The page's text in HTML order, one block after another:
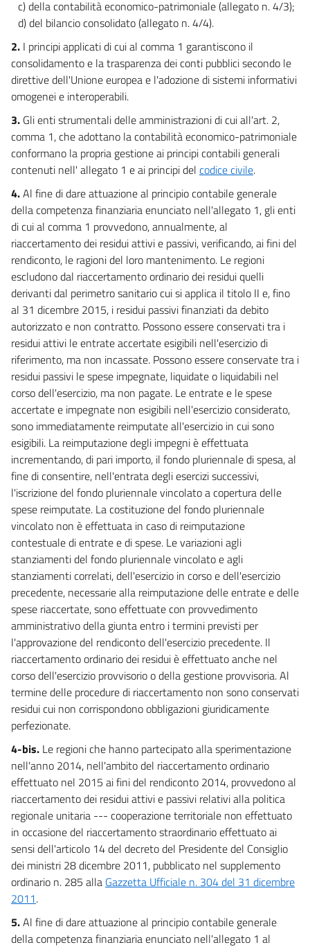
Titolo II
19
20
21
22
23
24
25
26
27
28
29
30
31
32
33
34
35
((Titolo III
Ordinamento finanziario e contabile delle regioni))
36
37
38
39
40
41
42
43
44
45
46
47
48
49
50
51
51 bis
52
53
54
56
57
c) della contabilità economico-patrimoniale (allegato n. 4/3);
d) del bilancio consolidato (allegato n. 4/4).
2. I principi applicati di cui al comma 1 garantiscono il
consolidamento e la trasparenza dei conti pubblici secondo le
direttive dell'Unione europea e l'adozione di sistemi informativi
omogenei e interoperabili.
3. Gli enti strumentali delle amministrazioni di cui all'art. 2,
comma 1, che adottano la contabilità economico-patrimoniale
conformano la propria gestione ai principi contabili generali
contenuti nell' allegato 1 e ai principi del codice civile.
4.Al fine di dare attuazione al principio contabile generale
della competenza finanziaria enunciato nell'allegato 1, gli enti
di cui al comma 1 provvedono, annualmente, al
riaccertamento dei residui attivi e passivi, verificando, ai fini del
rendiconto, le ragioni del loro mantenimento. Le regioni
escludono dal riaccertamento ordinario dei residui quelli
derivanti dal perimetro sanitario cui si applica il titolo II e, fino
al 31 dicembre 2015, i residui passivi finanziati da debito
autorizzato e non contratto. Possono essere conservati tra i
residui attivi le entrate accertate esigibili nell'esercizio di
riferimento, ma non incassate. Possono essere conservate tra i
residui passivi le spese impegnate, liquidate o liquidabili nel
corso dell'esercizio, ma non pagate. Le entrate e le spese
accertate e impegnate non esigibili nell'esercizio considerato,
sono immediatamente reimputate all'esercizio in cui sono
esigibili. La reimputazione degli impegni è effettuata
incrementando, di pari importo, il fondo pluriennale di spesa, al
fine di consentire, nell'entrata degli esercizi successivi,
l'iscrizione del fondo pluriennale vincolato a copertura delle
spese reimputate. La costituzione del fondo pluriennale
vincolato non è effettuata in caso di reimputazione
contestuale di entrate e di spese. Le variazioni agli
stanziamenti del fondo pluriennale vincolato e agli
stanziamenti correlati, dell'esercizio in corso e dell'esercizio
precedente, necessarie alla reimputazione delle entrate e delle
spese riaccertate, sono effettuate con provvedimento
amministrativo della giunta entro i termini previsti per
l'approvazione del rendiconto dell'esercizio precedente. Il
riaccertamento ordinario dei residui è effettuato anche nel
corso dell'esercizio provvisorio o della gestione provvisoria. Al
termine delle procedure di riaccertamento non sono conservati
residui cui non corrispondono obbligazioni giuridicamente
perfezionate.
4-bis. Le regioni che hanno partecipato alla sperimentazione
nell'anno 2014, nell'ambito del riaccertamento ordinario
effettuato nel 2015 ai fini del rendiconto 2014, provvedono al
riaccertamento dei residui attivi e passivi relativi alla politica
regionale unitaria --- cooperazione territoriale non effettuato
in occasione del riaccertamento straordinario effettuato ai
sensi dell'articolo 14 del decreto del Presidente del Consiglio
dei ministri 28 dicembre 2011, pubblicato nel supplemento
ordinario n. 285 alla Gazzetta Ufficiale n. 304 del 31 dicembre
2011.
5.Al fine di dare attuazione al principio contabile generale
della competenza finanziaria enunciato nell'allegato 1 al